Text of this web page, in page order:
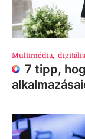
Multimédia,
7 tipp,